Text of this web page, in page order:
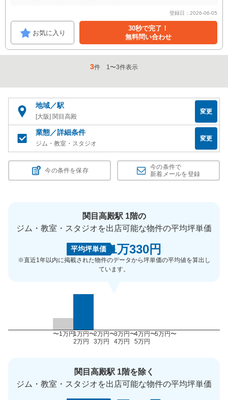
登録日：2026-06-05
お気に入り
30秒で完了！
無料問い合わせ
3件 1〜3件表示
地域／駅
[大阪] 関目高殿
変更
業態／詳細条件
ジム・教室・スタジオ
変更
今の条件を保存
今の条件で
新着メールを登録
関目高殿駅 1階の
ジム・教室・スタジオを出店可能な物件の平均坪単価
平均坪単価 1万330円
※直近1年以内に掲載された物件のデータから坪単価の平均値を算出し
ています。
〜1万円1万円〜
2万円
2万円〜
3万円
3万円〜
4万円
4万円〜
5万円
5万円〜
関目高殿駅 1階を除く
ジム・教室・スタジオを出店可能な物件の平均坪単価